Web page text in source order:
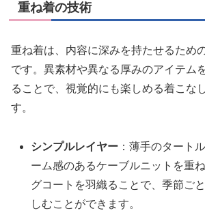
重ね着の技術
重ね着は、内容に深みを持たせるため
です。異素材や異なる厚みのアイテム
ることで、視覚的にも楽しめる着こな
す。
シンプルレイヤー ：薄手のタート
ーム感のあるケーブルニットを重
グコートを羽織ることで、季節ご
しむことができます。